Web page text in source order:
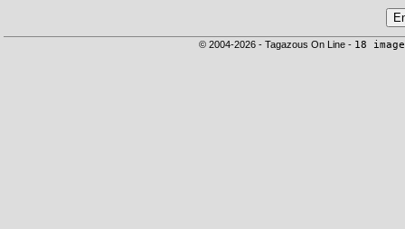
© 2004-2026 - Tagazous On Line - 18